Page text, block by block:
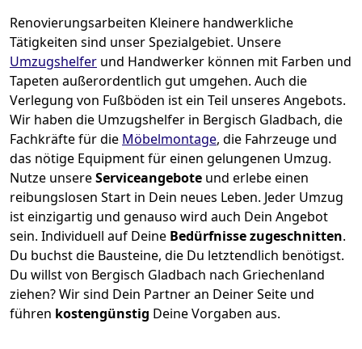
Renovierungsarbeiten Kleinere handwerkliche
Tätigkeiten sind unser Spezialgebiet. Unsere
Umzugshelfer und Handwerker können mit Farben und
Tapeten außerordentlich gut umgehen. Auch die
Verlegung von Fußböden ist ein Teil unseres Angebots.
Wir haben die Umzugshelfer in Bergisch Gladbach, die
Fachkräfte für die Möbelmontage, die Fahrzeuge und
das nötige Equipment für einen gelungenen Umzug.
Nutze unsereServiceangebote und erlebe einen
reibungslosen Start in Dein neues Leben. Jeder Umzug
ist einzigartig und genauso wird auch Dein Angebot
sein. Individuell auf Deine Bedürfnisse zugeschnitten.
Du buchst die Bausteine, die Du letztendlich benötigst.
Du willst von Bergisch Gladbach nach Griechenland
ziehen? Wir sind Dein Partner an Deiner Seite und
führen kostengünstig Deine Vorgaben aus.